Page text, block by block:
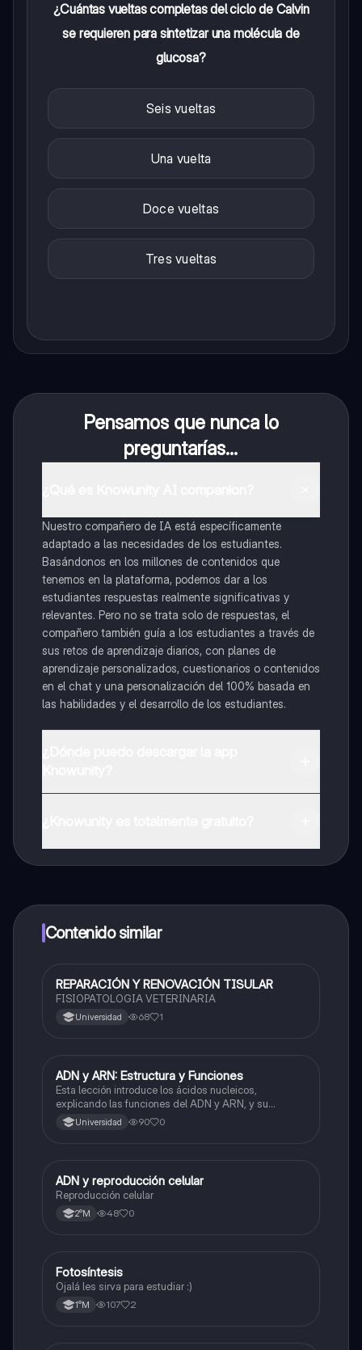
¿Cuántas vueltas completas del ciclo de Calvin
se requieren para sintetizar una molécula de
glucosa?
Seis vueltas
Una vuelta
Doce vueltas
Tres vueltas
Pensamos que nunca lo
preguntarías...
Nuestro compañero de IA está específicamente
adaptado a las necesidades de los estudiantes.
Basándonos en los millones de contenidos que
tenemos en la plataforma, podemos dar a los
estudiantes respuestas realmente significativas y
relevantes. Pero no se trata solo de respuestas, el
compañero también guía a los estudiantes a través de
sus retos de aprendizaje diarios, con planes de
aprendizaje personalizados, cuestionarios o contenidos
en el chat y una personalización del 100% basada en
las habilidades y el desarrollo de los estudiantes.
a determinadas funciones.
Contenido similar
Biología
REPARACIÓN Y RENOVACIÓN TISULAR
FISIOPATOLOGIA VETERINARIA
Universidad 68 1
Biología
ADN y ARN: Estructura y Funciones
Esta lección introduce los ácidos nucleicos,
explicando las funciones del ADN y ARN, y su
estructura basada en nucleótidos.
Universidad 90 0
Biología
ADN y reproducción celular
Reproducción celular
2°M 48 0
Biología
Fotosíntesis
Ojalá les sirva para estudiar :)
1°M 107 2